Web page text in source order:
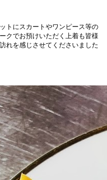
トにスカートやワンピース等の
クでお預けいただく上着も皆様
れを感じさせてくださいました